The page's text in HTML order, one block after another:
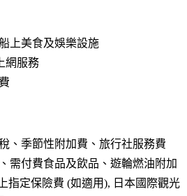
上美食及娛樂設施
網服務
、季節性附加費、旅行社服務費
需付費食品及飲品、遊輪燃油附加
指定保險費 (如適用), 日本國際觀光